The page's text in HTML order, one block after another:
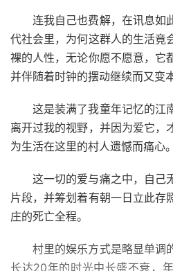
连我自己也费解，在讯息如
代社会里，为何这群人的生活竟
裸的人性，无论你愿不愿意，它
并伴随着时钟的摆动继续而又变
这是装满了我童年记忆的江
离开过我的视野，并因为爱它，
为生活在这里的村人遗憾而痛心。
这一切的爱与痛之中，自己
片段，并筹划着有朝一日立此存
庄的死亡全程。
村里的娱乐方式是略显单调
长达20年的时光中长盛不衰，